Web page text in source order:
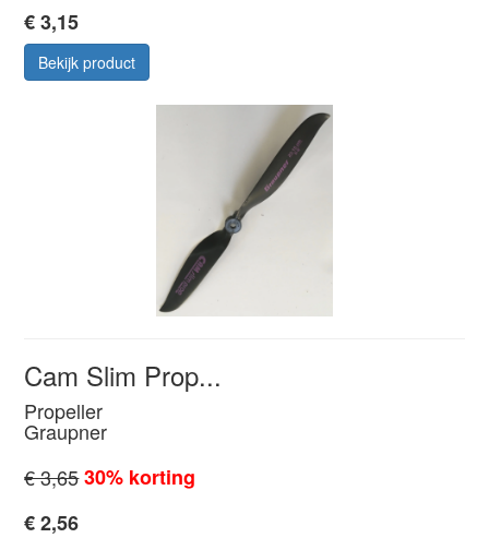
€ 3,15
Bekijk product
Cam Slim Prop...
Propeller
Graupner
€ 3,6530% korting
€ 2,56